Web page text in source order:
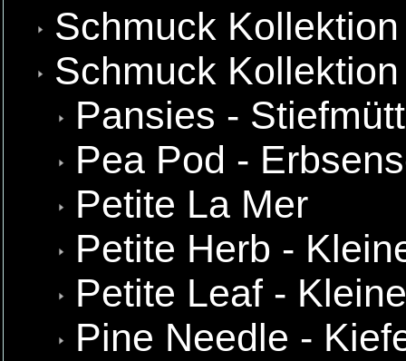
Schmuck
Schmuck
Pansies -
Pea Pod -
Petite La Mer
Petite Herb -
Petite Leaf -
Pine Needle -